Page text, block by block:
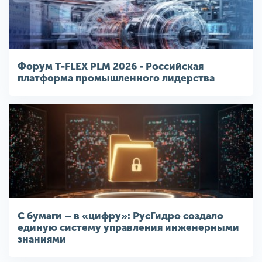
Форум T-FLEX PLM 2026 - Российская
платформа промышленного лидерства
С бумаги – в «цифру»: РусГидро создало
единую систему управления инженерными
знаниями